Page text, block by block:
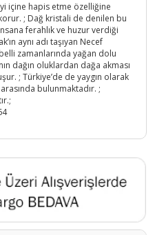
içine hapis etme özelliğine
; Dağ kristali de denilen bu
ferahlık ve huzur verdiği
aynı adı taşıyan Necef
zamanlarında yağan dolu
dağın oluklardan dağa akması
; Türkiye’de de yaygın olarak
bulunmaktadır. ;